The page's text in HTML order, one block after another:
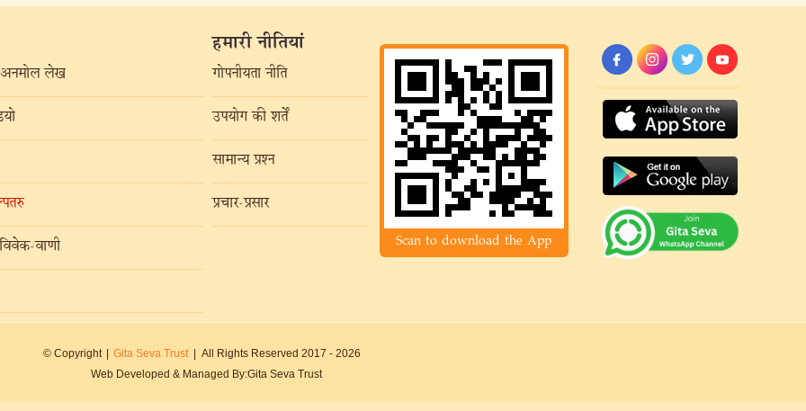
अनमोल लेख
वाणी
हमारी नीतियां
गोपनीयता नीति
उपयोग की शर्तें
सामान्य प्रश्न
प्रचार-प्रसार
Scan to download the App
© Copyright | Gita Seva Trust | All Rights Reserved 2017 - 2026
Web Developed & Managed By:Gita Seva Trust